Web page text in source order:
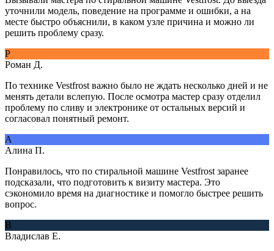
уточнили модель, поведение на программе и ошибки, а на
месте быстро объяснили, в каком узле причина и можно ли
решить проблему сразу.
Р
Роман Д.
По технике Vestfrost важно было не ждать несколько дней и не
менять детали вслепую. После осмотра мастер сразу отделил
проблему по сливу и электронике от остальных версий и
согласовал понятный ремонт.
А
Алина П.
Понравилось, что по стиральной машине Vestfrost заранее
подсказали, что подготовить к визиту мастера. Это
сэкономило время на диагностике и помогло быстрее решить
вопрос.
В
Владислав Е.